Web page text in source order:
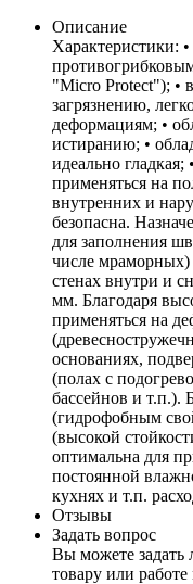
Описание
Характеристики:
"Micro Protect"); •
загрязнению,
деформациям; •
истиранию; •
идеально
применяться на
внутренних и
безопасна.
для заполнения
числе мраморных)
стенах внутри и
мм. Благодаря
применяться на
основаниях,
(полах с
бассейнов и т.п.).
(гидрофобным
(высокой
оптимальна для
постоянной
кухнях и т.п.
Отзывы
Задать вопрос
Вы можете
товару или работе